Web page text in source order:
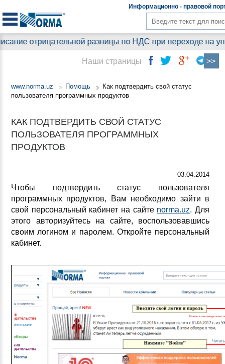
Информационно - правовой
отрицательной разницы по НДС при переходе на
www.norma.uz Помощь
Как подтвердить свой статус
пользователя программных продуктов
КАК ПОДТВЕРДИТЬ СВОЙ СТАТУС
ПОЛЬЗОВАТЕЛЯ ПРОГРАММНЫХ
ПРОДУКТОВ
03.04.2014
Чтобы подтвердить статус пользователя
программных продуктов, Вам необходимо зайти в
свой персональный кабинет на сайте norma.uz. Для
этого авторизуйтесь на сайте, воспользовавшись
своим логином и паролем. Откройте персональный
кабинет.
Наши страницы